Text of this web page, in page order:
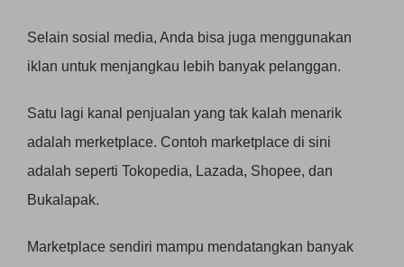
Selain sosial media, Anda bisa juga menggunakan
iklan untuk menjangkau lebih banyak pelanggan.
Satu lagi kanal penjualan yang tak kalah menarik
adalah merketplace. Contoh marketplace di sini
adalah seperti Tokopedia, Lazada, Shopee, dan
Bukalapak.
Marketplace sendiri mampu mendatangkan banyak